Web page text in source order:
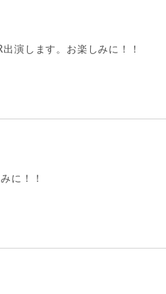
演します。お楽しみに！！
に！！